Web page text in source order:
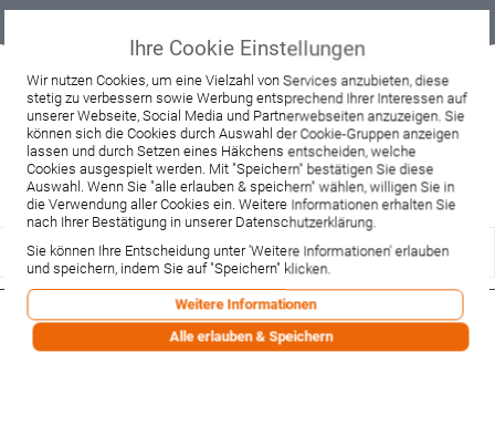
Beratung & Verkauf
+49 37467 66944
Montag - Freitag:
10:00 - 12:00 Uhr
13:00 - 16:00 Uhr
Samstag:
9:00 - 12:00 Uhr
Lieferzeitanfrage Widerruf
Riho Überlaufabdeckung Fall in
chrom (208592)
Ihre Cookie Einstellungen
Wir nutzen Cookies, um eine Vielzahl von Services anzubieten, diese
stetig zu verbessern sowie Werbung entsprechend Ihrer Interessen auf
unserer Webseite, Social Media und Partnerwebseiten anzuzeigen. Sie
können sich die Cookies durch Auswahl der Cookie-Gruppen anzeigen
lassen und durch Setzen eines Häkchens entscheiden, welche
Cookies ausgespielt werden. Mit "Speichern" bestätigen Sie diese
Auswahl. Wenn Sie "alle erlauben & speichern" wählen, willigen Sie in
die Verwendung aller Cookies ein. Weitere Informationen erhalten Sie
nach Ihrer Bestätigung in unserer Datenschutzerklärung.
Sie können Ihre Entscheidung unter 'Weitere Informationen' erlauben
und speichern, indem Sie auf "Speichern" klicken.
Weitere Informationen
Alle erlauben & Speichern